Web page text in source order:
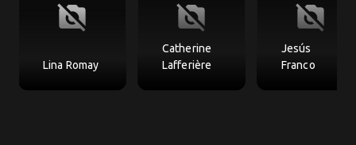
no_photography
Lina Romay
no_photography
Catherine
Lafferière
no_photography
Jesús
Franco